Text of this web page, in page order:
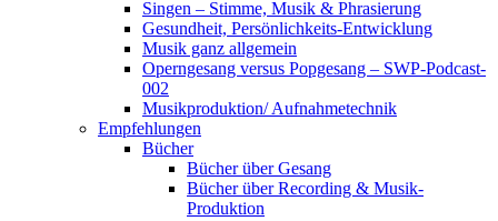
Singen – Stimme, Musik & Phrasierung
Gesundheit, Persönlichkeits-Entwicklung
Musik ganz allgemein
Operngesang versus Popgesang – SWP-Podcast-
002
Musikproduktion/ Aufnahmetechnik
Empfehlungen
Bücher
Bücher über Gesang
Bücher über Recording & Musik-
Produktion